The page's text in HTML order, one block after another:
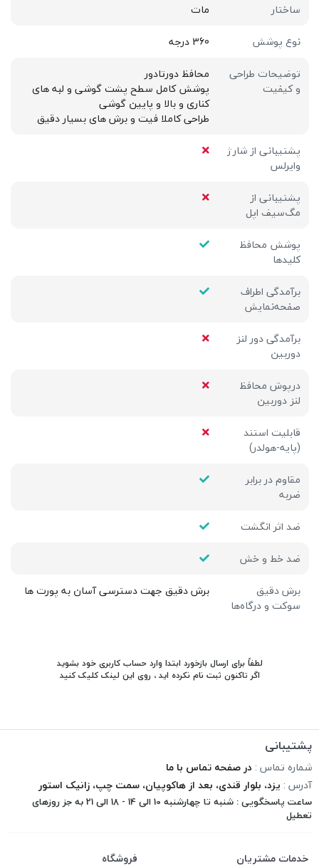
ساختار
مات
نوع پوشش
360 درجه
توضیحات طراحی
و کیفیت
محافظ دورتادور
پوشش کامل سطح پشت گوشی و لبه های
کناری و بالا و پایین گوشی
طراحی کاملا فیت و برش های بسیار دقیق
پشتیبانی از شارژ
وایرلس
پشتیبانی از
مگ‌سیف اپل
پوشش محافظ
کلیدها
برآمدگی اطراف
صفحه‌نمایش
برآمدگی دور لنز
دوربین
درپوش محافظ
لنز دوربین
قابلیت استند
(پایه-هولدر)
مقاوم در برابر
ضربه
ضد اثر انگشت
ضد خط و خش
برش دقیق
سوکت و درگاه‌ها
برش دقیق جهت دسترسی آسان به پورت ها
لطفاً برای ارسال بازخورد ابتدا وارد حساب کاربری خود بشوید
اگر تاکنون ثبت نام نکرده اید ، روی این لینک کلیک کنید
پشتیبانی
شماره تماس : در صفحه تماس با ما
آدرس : یزد، بلوار قندی، بعد از هاکوپیان، سمت چپ، زانیک استور
ساعت پاسخگویی : شنبه تا چهارشنبه 10 الی 14 - 18 الی 21 به جز روزهای
تعطیل
خدمات مشتریان فروشگاه